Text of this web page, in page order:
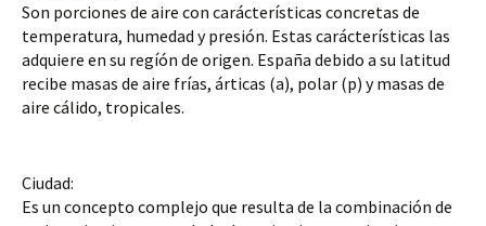
Son porciones de aire con carácterísticas concretas de
temperatura, humedad y presión. Estas carácterísticas las
adquiere en su regíón de origen. España debido a su latitud
recibe masas de aire frías, árticas (a), polar (p) y masas de
aire cálido, tropicales.
Ciudad:
Es un concepto complejo que resulta de la combinación de